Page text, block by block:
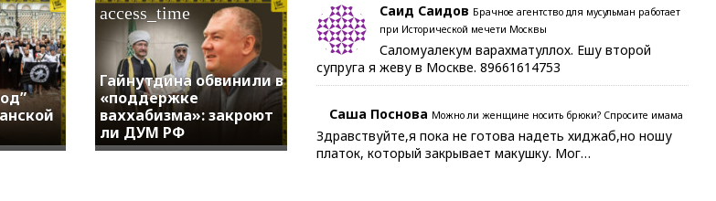
Гайнутдина обвинили в
«поддержке
ваххабизма»: закроют
ли ДУМ РФ
access_time Саид Саидов Брачное агентство для мусульман работает
при Исторической мечети Москвы
Саломуалекум варахматуллох. Ешу второй
супруга я жеву в Москве. 89661614753
Саша Поснова Можно ли женщине носить брюки? Спросите имама
Здравствуйте,я пока не готова надеть хиджаб,но ношу
платок, который закрывает макушку. Мог…